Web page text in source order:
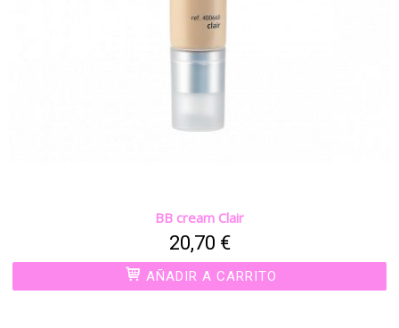
BB cream Clair
20,70 €
AÑADIR A CARRITO